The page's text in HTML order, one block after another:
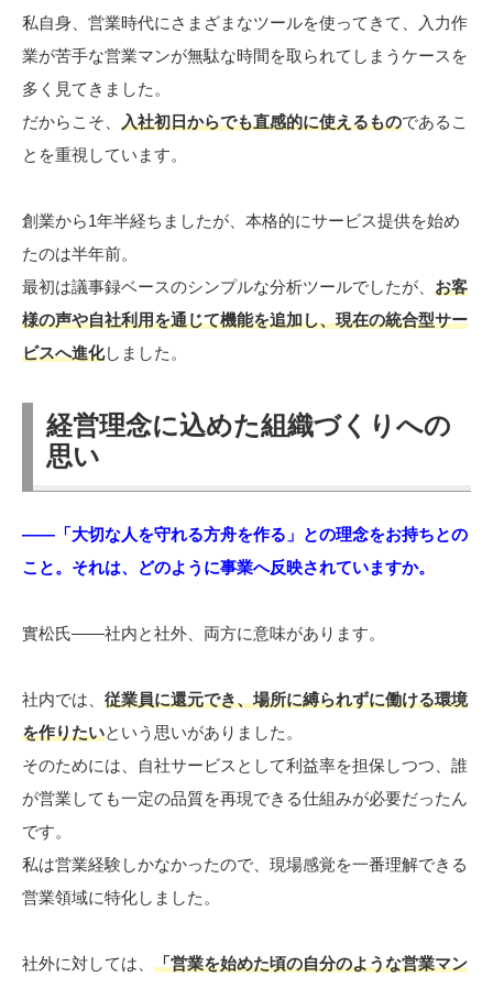
私自身、営業時代にさまざまなツールを使ってきて、入力作
業が苦手な営業マンが無駄な時間を取られてしまうケースを
多く見てきました。
だからこそ、 入社初日からでも直感的に使えるものであるこ
とを重視しています。
創業から1年半経ちましたが、本格的にサービス提供を始め
たのは半年前。
最初は議事録ベースのシンプルな分析ツールでしたが、 お客
様の声や自社利用を通じて機能を追加し、現在の統合型サー
ビスへ進化しました。
経営理念に込めた組織づくりへの
思い
――「大切な人を守れる方舟を作る」との理念をお持ちとの
こと。それは、どのように事業へ反映されていますか。
實松氏――社内と社外、両方に意味があります。
社内では、 従業員に還元でき、場所に縛られずに働ける環境
を作りたいという思いがありました。
そのためには、自社サービスとして利益率を担保しつつ、誰
が営業しても一定の品質を再現できる仕組みが必要だったん
です。
私は営業経験しかなかったので、現場感覚を一番理解できる
営業領域に特化しました。
社外に対しては、 「営業を始めた頃の自分のような営業マン